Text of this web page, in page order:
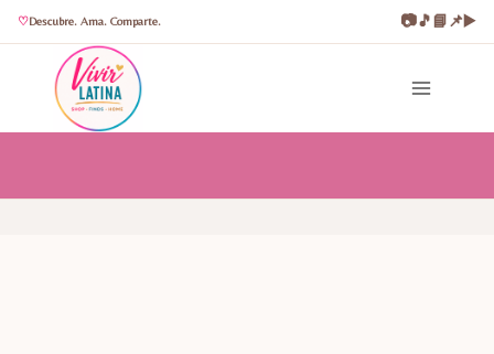
Descubre. Ama. Comparte. 📷🎵📘📌▶️
contenido